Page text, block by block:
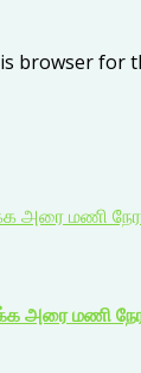
browser for
அரை மணி
அரை மணி